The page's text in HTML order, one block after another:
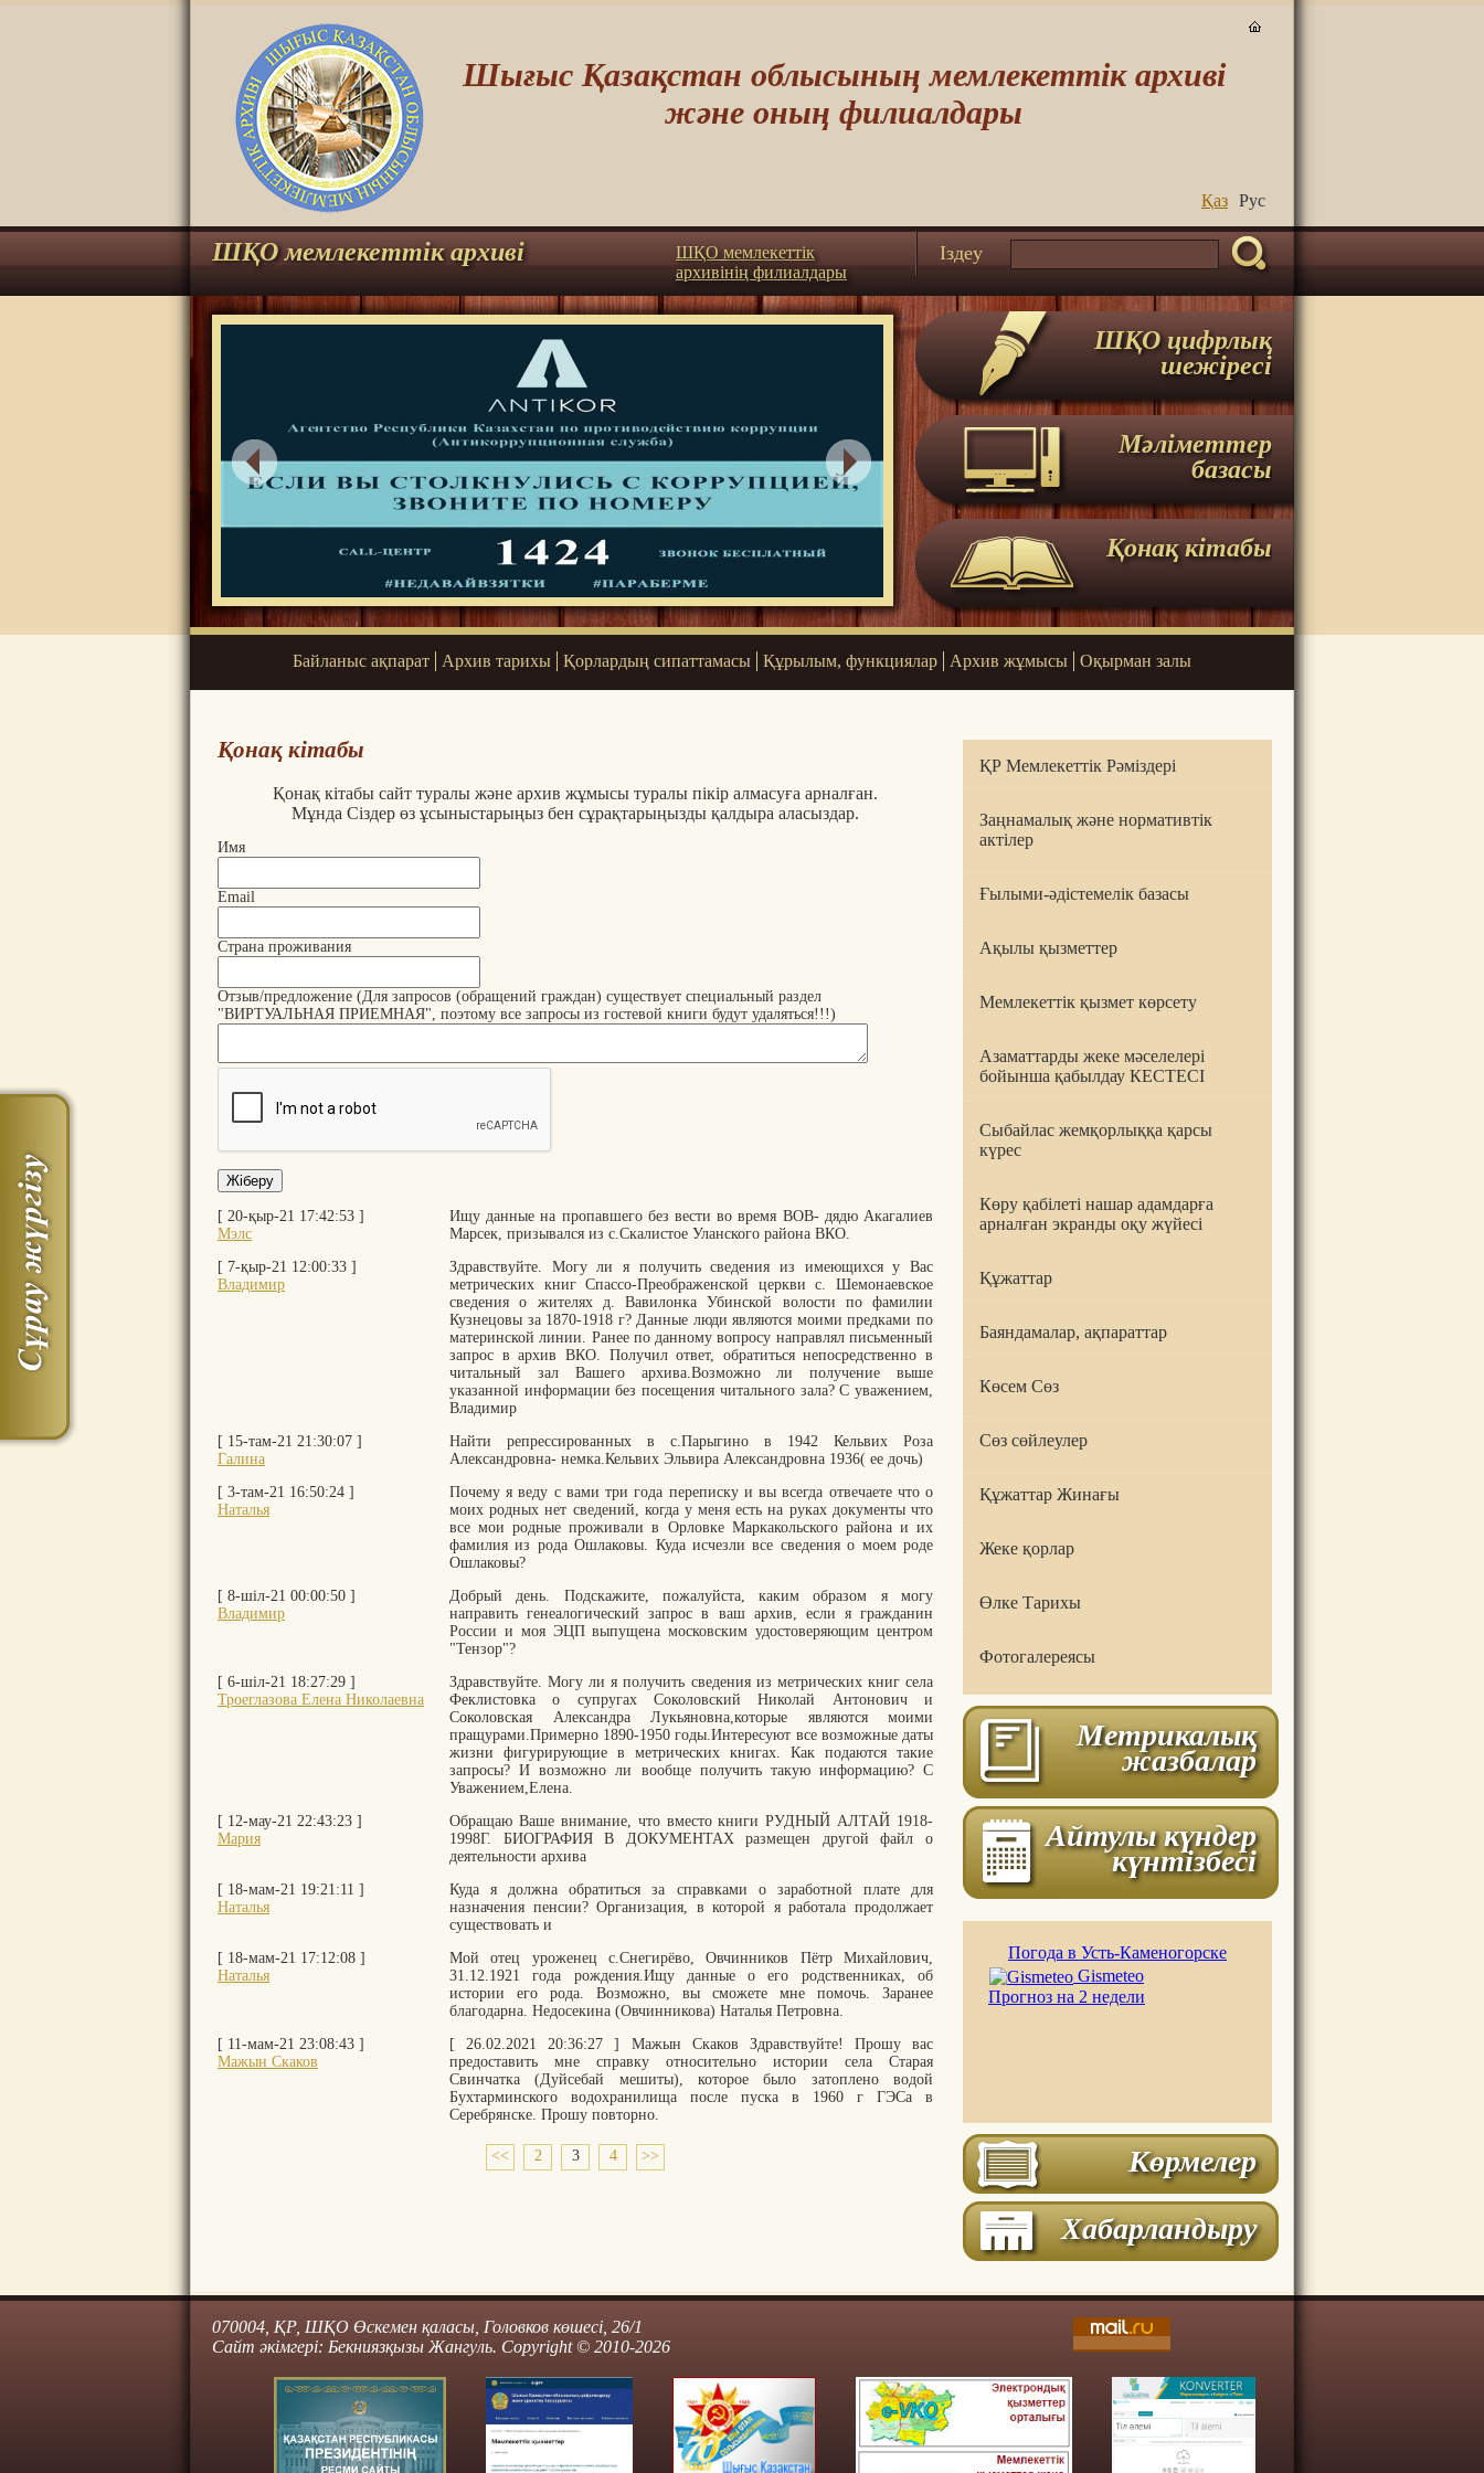
Шығыс Қазақстан облысының мемлекеттік архиві
және оның филиалдары
Қаз Руc
ШҚО мемлекеттік архиві
ШҚО мемлекеттік
архивінің филиалдары
Iздеу
ШҚО цифрлық
шежіресі
Мәліметтер
базасы
Қонақ кітабы
Байланыс ақпарат Архив тарихы Қорлардың сипаттамасы Құрылым, функциялар Архив жұмысы Оқырман залы
Қонақ кітабы
Қонақ кітабы сайт туралы және архив жұмысы туралы пікір алмасуға арналған.
Мұнда Сіздер өз ұсыныстарыңыз бен сұрақтарыңызды қалдыра аласыздар.
Имя
Email
Страна проживания
Отзыв/предложение (Для запросов (обращений граждан) существует специальный раздел
"ВИРТУАЛЬНАЯ ПРИЕМНАЯ", поэтому все запросы из гостевой книги будут удаляться!!!)
[ 20-қыр-21 17:42:53 ]
Мэлс
Ищу данные на пропавшего без вести во время ВОВ- дядю Акагалиев
Марсек, призывался из с.Скалистое Уланского района ВКО.
[ 7-қыр-21 12:00:33 ]
Владимир
Здравствуйте. Могу ли я получить сведения из имеющихся у Вас
метрических книг Спассо-Преображенской церкви с. Шемонаевское
сведения о жителях д. Вавилонка Убинской волости по фамилии
Кузнецовы за 1870-1918 г? Данные люди являются моими предками по
материнской линии. Ранее по данному вопросу направлял письменный
запрос в архив ВКО. Получил ответ, обратиться непосредственно в
читальный зал Вашего архива.Возможно ли получение выше
указанной информации без посещения читального зала? С уважением,
Владимир
[ 15-там-21 21:30:07 ]
Галина
Найти репрессированных в с.Парыгино в 1942 Кельвих Роза
Александровна- немка.Кельвих Эльвира Александровна 1936( ее дочь)
[ 3-там-21 16:50:24 ]
Наталья
Почему я веду с вами три года переписку и вы всегда отвечаете что о
моих родных нет сведений, когда у меня есть на руках документы что
все мои родные проживали в Орловке Маркакольского района и их
фамилия из рода Ошлаковы. Куда исчезли все сведения о моем роде
Ошлаковы?
[ 8-шіл-21 00:00:50 ]
Владимир
Добрый день. Подскажите, пожалуйста, каким образом я могу
направить генеалогический запрос в ваш архив, если я гражданин
России и моя ЭЦП выпущена московским удостоверяющим центром
"Тензор"?
[ 6-шіл-21 18:27:29 ]
Троеглазова Елена Николаевна
Здравствуйте. Могу ли я получить сведения из метрических книг села
Феклистовка о супругах Соколовский Николай Антонович и
Соколовская Александра Лукьяновна,которые являются моими
пращурами.Примерно 1890-1950 годы.Интересуют все возможные даты
жизни фигурирующие в метрических книгах. Как подаются такие
запросы? И возможно ли вообще получить такую информацию? С
Уважением,Елена.
[ 12-мау-21 22:43:23 ]
Мария
Обращаю Ваше внимание, что вместо книги РУДНЫЙ АЛТАЙ 1918-
1998Г. БИОГРАФИЯ В ДОКУМЕНТАХ размещен другой файл о
деятельности архива
[ 18-мам-21 19:21:11 ]
Наталья
Куда я должна обратиться за справками о заработной плате для
назначения пенсии? Организация, в которой я работала продолжает
существовать и
[ 18-мам-21 17:12:08 ]
Наталья
Мой отец уроженец с.Снегирёво, Овчинников Пётр Михайлович,
31.12.1921 года рождения.Ищу данные о его родственниках, об
истории его рода. Возможно, вы сможете мне помочь. Заранее
благодарна. Недосекина (Овчинникова) Наталья Петровна.
[ 11-мам-21 23:08:43 ]
Мажын Скаков
[ 26.02.2021 20:36:27 ] Мажын Скаков Здравствуйте! Прошу вас
предоставить мне справку относительно истории села Старая
Свинчатка (Дуйсебай мешиты), которое было затоплено водой
Бухтарминского водохранилища после пуска в 1960 г ГЭСа в
Серебрянске. Прошу повторно.
<< 2 3 4 >>
ҚР Мемлекеттік Рәміздері
Заңнамалық және нормативтік
актілер
Ғылыми-әдістемелік базасы
Ақылы қызметтер
Мемлекеттік қызмет көрсету
Азаматтарды жеке мәселелері
бойынша қабылдау КЕСТЕСІ
Сыбайлас жемқорлыққа қарсы
күрес
Көру қабілеті нашар адамдарға
арналған экранды оқу жүйесі
Құжаттар
Баяндамалар, ақпараттар
Көсем Сөз
Сөз сөйлеулер
Құжаттар Жинағы
Жеке қорлар
Өлке Тарихы
Фотогалереясы
Метрикалық
жазбалар
Айтулы күндер
күнтізбесі
Погода в Усть-Каменогорске
Gismeteo
Прогноз на 2 недели
Көрмелер
Хабарландыру
070004, ҚР, ШҚО Өскемен қаласы, Головков көшесі, 26/1
Сайт әкімгері: Бекниязқызы Жангуль. Copyright © 2010-2026